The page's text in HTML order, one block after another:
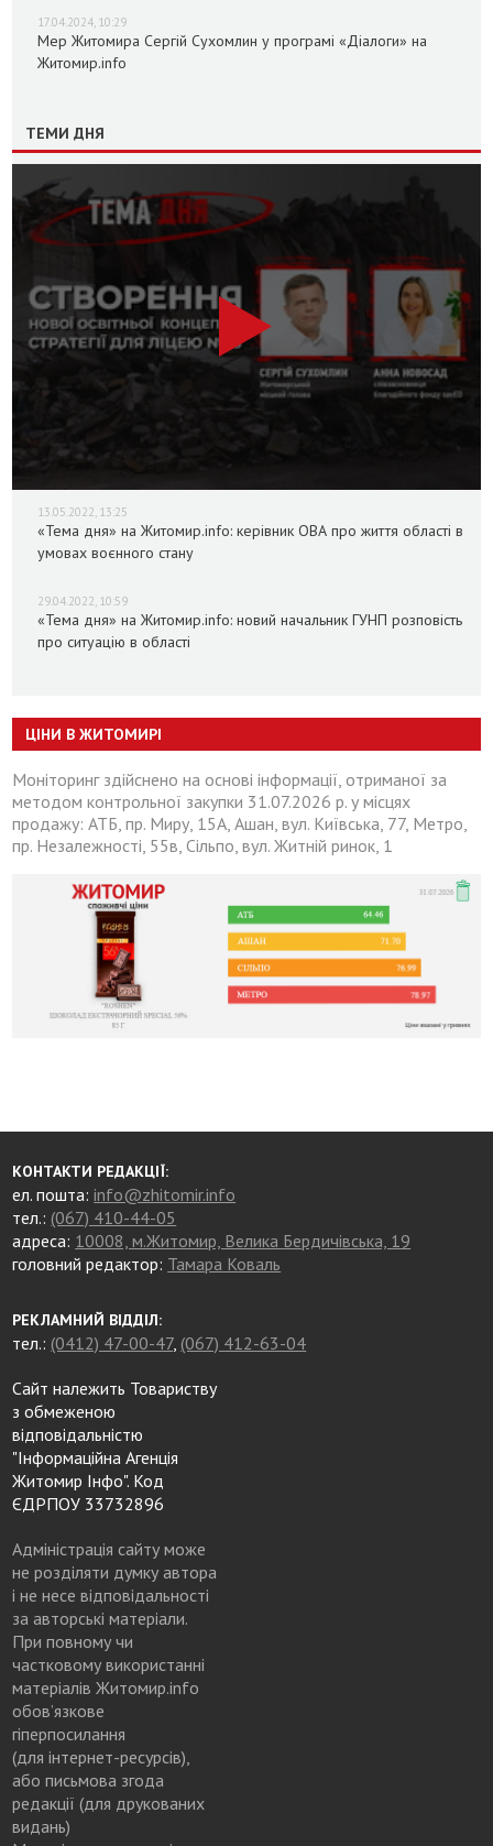
17.04.2024, 10:29
Мер Житомира Сергій Сухомлин у програмі «Діалоги» на
Житомир.info
ТЕМИ ДНЯ
13.05.2022, 13:25
«Тема дня» на Житомир.info: керівник ОВА про життя області в
умовах воєнного стану
29.04.2022, 10:59
«Тема дня» на Житомир.info: новий начальник ГУНП розповість
про ситуацію в області
ЦІНИ В ЖИТОМИРІ
Моніторинг здійснено на основі інформації, отриманої за
методом контрольної закупки 31.07.2026 р. у місцях
продажу: АТБ, пр. Миру, 15А, Ашан, вул. Київська, 77, Метро,
пр. Незалежності, 55в, Сільпо, вул. Житній ринок, 1
КОНТАКТИ РЕДАКЦІЇ:
ел. пошта:info@zhitomir.info
тел.: (067) 410-44-05
адреса: 10008, м.Житомир, Велика Бердичівська, 19
головний редактор: Тамара Коваль
РЕКЛАМНИЙ ВІДДІЛ:
тел.: (0412) 47-00-47, (067) 412-63-04
Сайт належить Товариству
з обмеженою
відповідальністю
"Інформаційна Агенція
Житомир Інфо". Код
ЄДРПОУ 33732896
Адміністрація сайту може
не розділяти думку автора
і не несе відповідальності
за авторські матеріали.
При повному чи
частковому використанні
матеріалів Житомир.info
обов’язкове
гіперпосилання
(для інтернет-ресурсів),
або письмова згода
редакції (для друкованих
видань)